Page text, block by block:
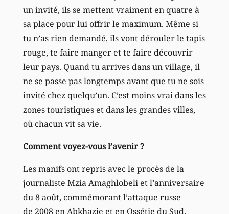
un invité, ils se mettent vraiment en quatre à
sa place pour lui offrir le maximum. Même si
tu n’as rien demandé, ils vont dérouler le tapis
rouge, te faire manger et te faire découvrir
leur pays. Quand tu arrives dans un village, il
ne se passe pas longtemps avant que tu ne sois
invité chez quelqu’un. C’est moins vrai dans les
zones touristiques et dans les grandes villes,
où chacun vit sa vie.
Comment voyez-vous l’avenir ?
Les manifs ont repris avec le procès de la
journaliste Mzia Amaghlobeli et l’anniversaire
du 8 août, commémorant l’attaque russe
de 2008 en Abkhazie et en Ossétie du Sud.